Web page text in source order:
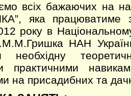
всіх бажаючих на
яка
року в
НАН
необхідну
практичними
на присадибних та